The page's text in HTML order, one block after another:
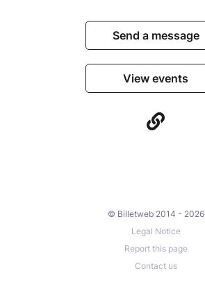
Send a message
View events
© Billetweb 2014 - 2026
Legal Notice
Report this page
Contact us